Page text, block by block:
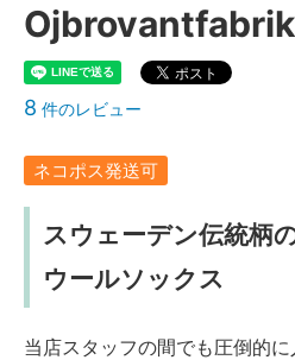
Ojbrovantfabrik
8 件のレビュー
ネコポス発送可
スウェーデン伝統柄
ウールソックス
当店スタッフの間でも圧倒的